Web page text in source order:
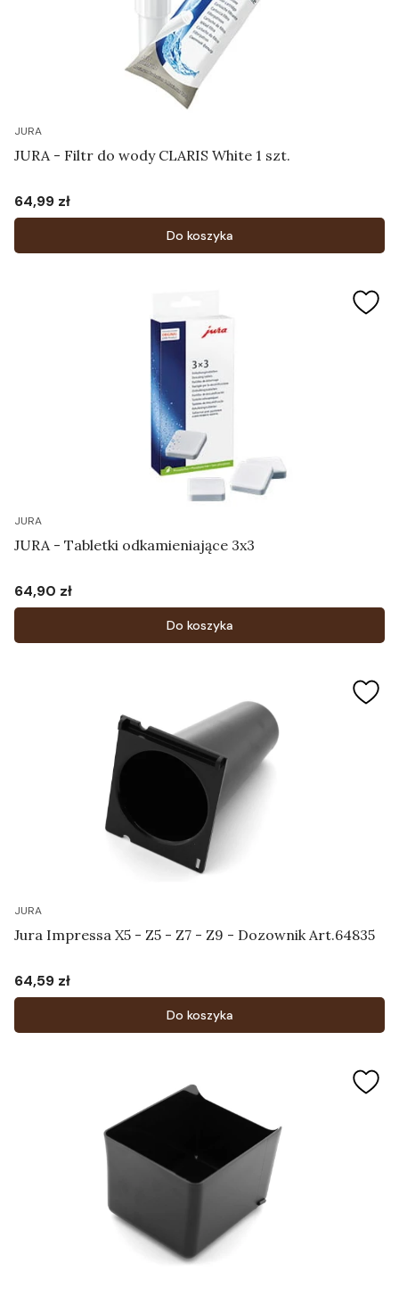
JURA
JURA - Filtr do wody CLARIS White 1 szt.
Cena
64,99 zł
Do koszyka
JURA
JURA - Tabletki odkamieniające 3x3
Cena
64,90 zł
Do koszyka
JURA
Jura Impressa X5 - Z5 - Z7 - Z9 - Dozownik Art.64835
Cena
64,59 zł
Do koszyka